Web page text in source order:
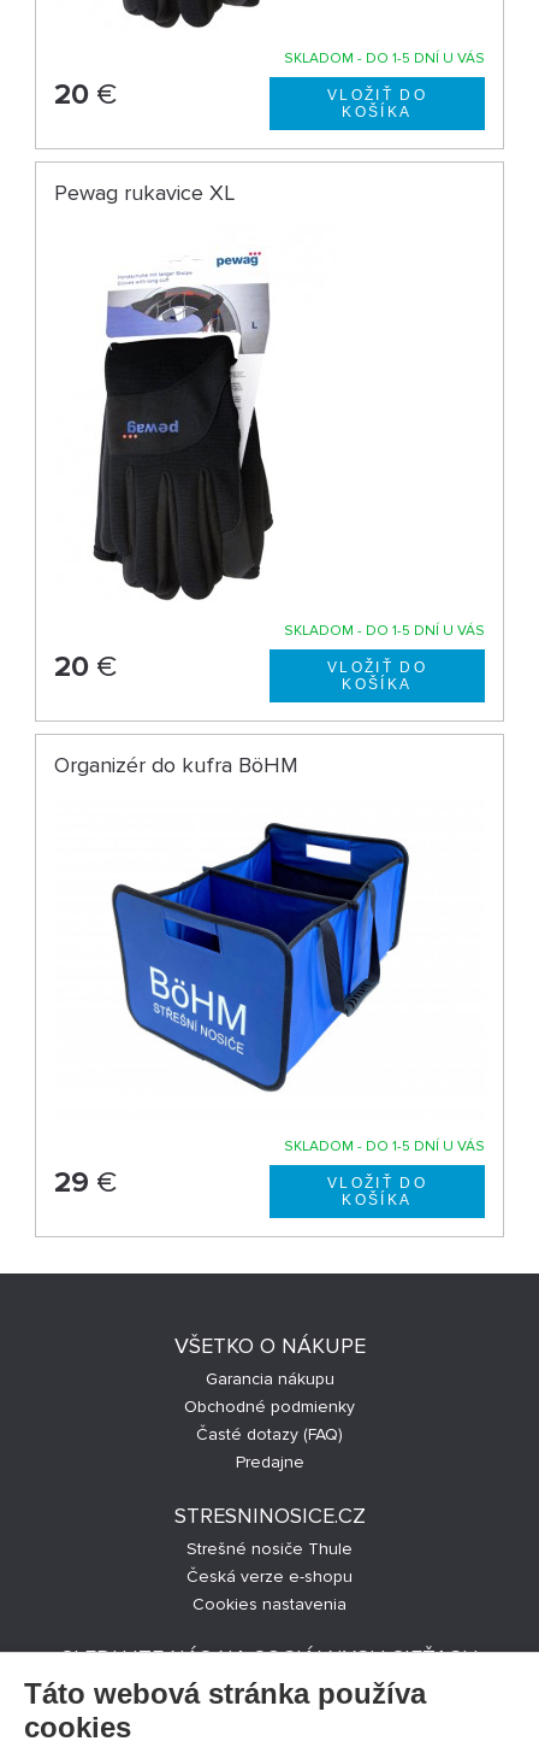
SKLADOM - DO 1-5 DNÍ U VÁS
20 €
Pewag rukavice XL
SKLADOM - DO 1-5 DNÍ U VÁS
20 €
Organizér do kufra BöHM
SKLADOM - DO 1-5 DNÍ U VÁS
29 €
VŠETKO O NÁKUPE
Garancia nákupu
Obchodné podmienky
Časté dotazy (FAQ)
Predajne
STRESNINOSICE.CZ
Strešné nosiče Thule
Česká verze e-shopu
Cookies nastavenia
SLEDUJTE NÁS NA SOCIÁLNYCH SIEŤACH
Táto webová stránka používa
cookies